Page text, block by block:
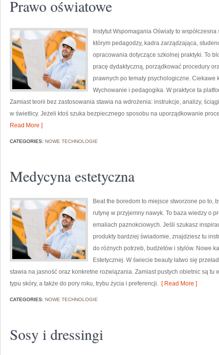
Prawo oświatowe
Instytut Wspomagania Oświaty to
którym pedagodzy, kadra zarządzająca,
opracowania dotyczące szkolnej praktyki. To
pracę dydaktyczną, porządkować procedury
prawnych po tematy psychologiczne.
Wychowanie i pedagogika. W praktyce ta
Zamiast teorii bez zastosowania stawia na wdrożenia: instrukcje, analizy,
w świetlicy. Jeżeli ktoś szuka bezpiecznego sposobu na uporządkowanie
Read More ]
CATEGORIES: NOWE TECHNOLOGIE
Medycyna estetyczna
Beat the boredom to miejsce stworzone po to,
rutynę w przyjemny nawyk. To baza wiedzy o
emaliach paznokciowych. Jeśli szukasz
produkty bardziej świadomie, znajdziesz tu
do różnych potrzeb, budżetów i stylów. Nowe
Estetycznej. W świecie beauty łatwo się
stawia na jasność oraz konkretne rozwiązania. Zamiast pustych obietnic są tu
typu skóry, a także do pory roku, trybu życia i preferencji. [ Read More ]
CATEGORIES: NOWE TECHNOLOGIE
Sosy i dressingi